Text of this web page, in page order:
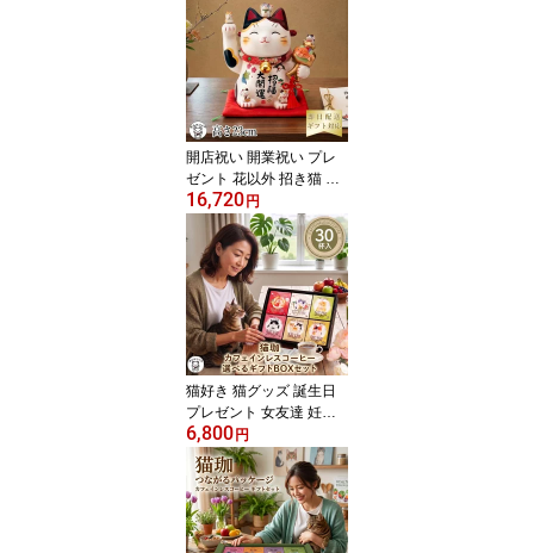
年祝い お店 開業 置物 飲
食店 オブジェ かわいい
花 おしゃれ 美容院 ネイ
ル ギフト 貯金箱 大きい
【ラッキーキャット】 送
料無料 右手 玄関 エステ
外国人 喜ぶ
開店祝い 開業祝い プレ
ゼント 花以外 招き猫 猫
置物 かわいい 好き イン
テリア 誕生日 周年 サロ
ン 商売繁盛 贈り物 大き
い おしゃれ 美容室 カフ
ェ 飲食店 居酒屋 即日発
送 送料無料 特大 【招福
大開運招き猫（ちりめん
首輪付 7.5号）】高さ23c
m 移転 事務所 玄関
16,720 円
猫好き 猫グッズ 誕生日
プレゼント 女友達 妊婦
出産祝い カフェインレス
コーヒー ギフト ドリッ
プ デカフェ 開店祝い 退
職祝い 飲み比べ インス
タント 女性 男性 内祝い
ママ 詰め合わせ 高級
6,800 円